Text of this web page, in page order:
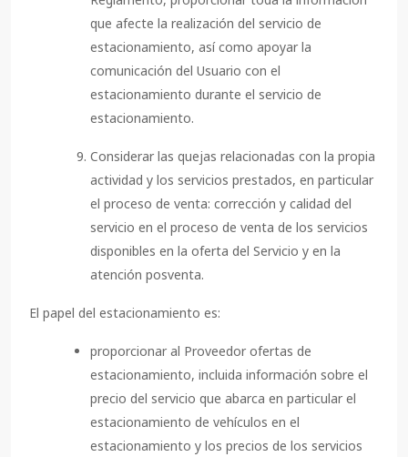
que afecte la realización del servicio de
estacionamiento, así como apoyar la
comunicación del Usuario con el
estacionamiento durante el servicio de
estacionamiento.
Considerar las quejas relacionadas con la propia
actividad y los servicios prestados, en particular
el proceso de venta: corrección y calidad del
servicio en el proceso de venta de los servicios
disponibles en la oferta del Servicio y en la
atención posventa.
El papel del estacionamiento es:
proporcionar al Proveedor ofertas de
estacionamiento, incluida información sobre el
precio del servicio que abarca en particular el
estacionamiento de vehículos en el
estacionamiento y los precios de los servicios